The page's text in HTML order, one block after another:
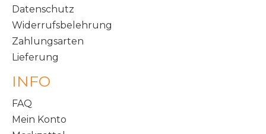
Datenschutz
Widerrufsbelehrung
Zahlungsarten
Lieferung
INFO
FAQ
Mein Konto